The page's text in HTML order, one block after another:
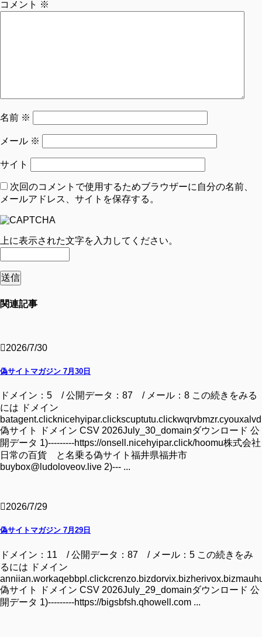
コメント ※
名前 ※
メール ※
サイト
次回のコメントで使用するためブラウザーに自分の名前、
メールアドレス、サイトを保存する。
上に表示された文字を入力してください。
関連記事
2026/7/30
偽サイトマガジン 7月30日
ドメイン：5 / 公開データ：87 / メール：8 この続きをみる
には ドメイン
偽サイト ドメイン CSV 2026July_30_domainダウンロード 公
開データ 1)---------https://onsell.nicehyipar.click/hoomu株式会社
日常の百貨 と名乗る偽サイト福井県福井市
buybox@ludoloveov.live 2)--- ...
2026/7/29
偽サイトマガジン 7月29日
ドメイン：11 / 公開データ：87 / メール：5 この続きをみ
るには ドメイン
偽サイト ドメイン CSV 2026July_29_domainダウンロード 公
開データ 1)---------https://bigsbfsh.qhowell.com ...